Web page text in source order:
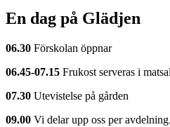
En dag på Glädjen
06.30 Förskolan öppnar
06.45-07.15 Frukost serveras i
07.30 Utevistelse på gården
09.00 Vi delar upp oss per